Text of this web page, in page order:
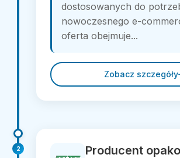
dostosowanych do
nowoczesnego e-
oferta obejmuje...
Zobacz szczegóły
2
Producent